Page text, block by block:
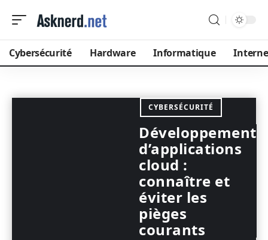
Cybersécurité Hardware Informatique
CYBERSÉCURITÉ
Développement
d’applications
cloud :
connaître et
éviter les
pièges
courants